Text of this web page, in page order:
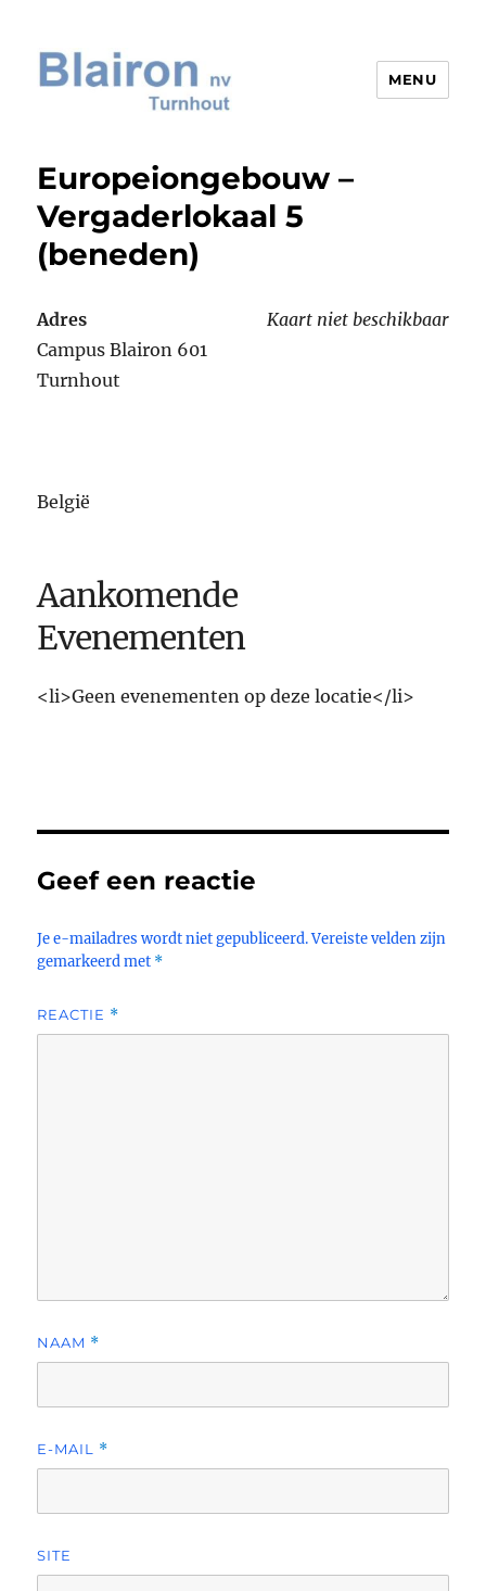
MENU
Europeiongebouw –
Vergaderlokaal 5
(beneden)
Kaart niet beschikbaar
Adres
Campus Blairon 601
Turnhout
België
Aankomende
Evenementen
<li>Geen evenementen op deze locatie</li>
Geef een reactie
Je e-mailadres wordt niet gepubliceerd. Vereiste velden zijn
gemarkeerd met *
REACTIE *
NAAM *
E-MAIL *
SITE